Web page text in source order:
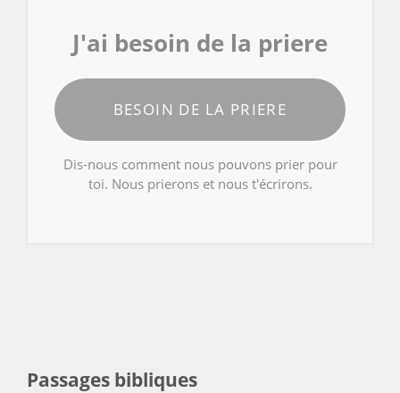
J'ai besoin de la priere
BESOIN DE LA PRIERE
Dis-nous comment nous pouvons prier pour
toi. Nous prierons et nous t'écrirons.
Passages bibliques